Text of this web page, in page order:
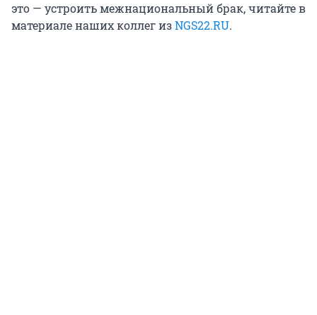
это — устроить межнациональный брак, читайте в
материале наших коллег изNGS22.RU.